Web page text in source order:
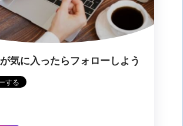
気に入ったらフォローしよう